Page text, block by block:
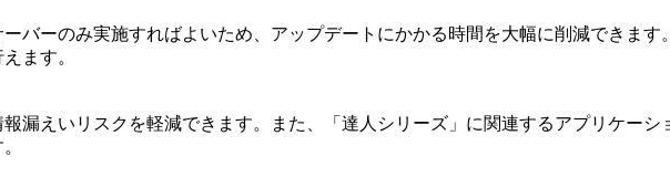
バーのみ実施すればよいため、アップデートにかかる時間を大幅に削減できま
ます。
漏えいリスクを軽減できます。また、「達人シリーズ」に関連するアプリケー